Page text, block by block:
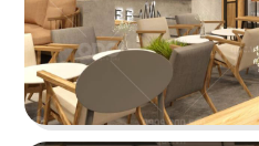
23
NO NÊ
Nhà hàng Âu